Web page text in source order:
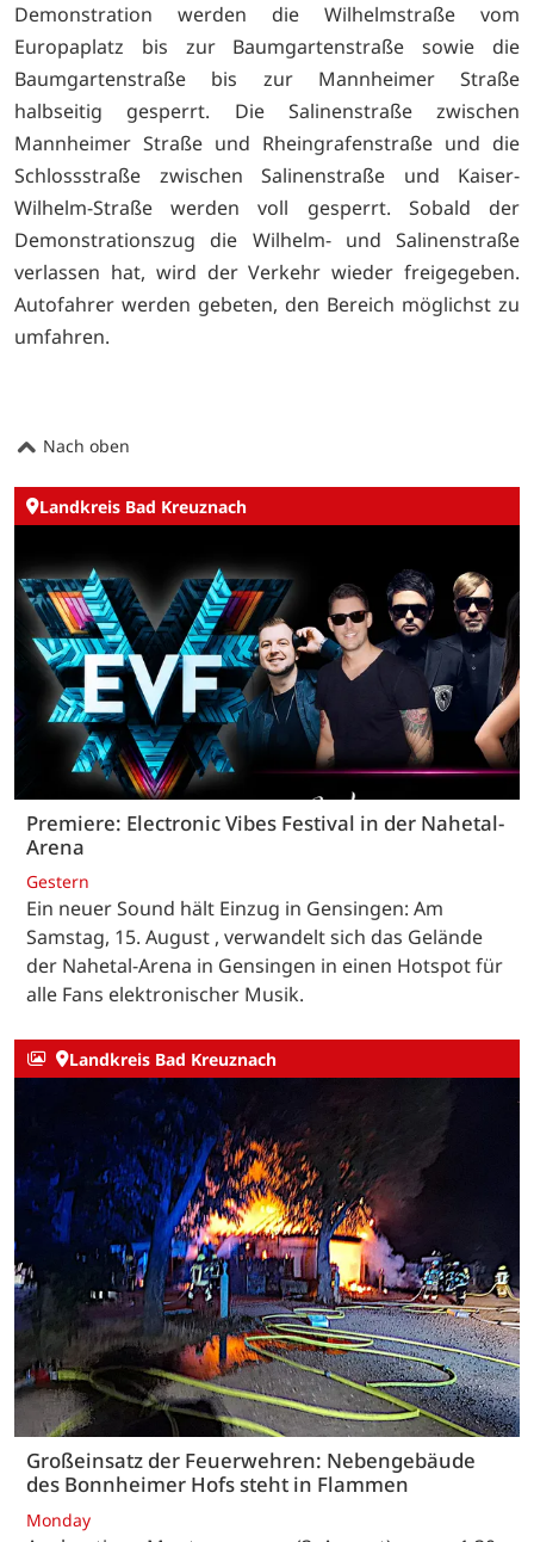
Demonstration werden die Wilhelmstraße vom
Europaplatz bis zur Baumgartenstraße sowie die
Baumgartenstraße bis zur Mannheimer Straße
halbseitig gesperrt. Die Salinenstraße zwischen
Mannheimer Straße und Rheingrafenstraße und die
Schlossstraße zwischen Salinenstraße und Kaiser-
Wilhelm-Straße werden voll gesperrt. Sobald der
Demonstrationszug die Wilhelm- und Salinenstraße
verlassen hat, wird der Verkehr wieder freigegeben.
Autofahrer werden gebeten, den Bereich möglichst zu
umfahren.
Nach oben
Landkreis Bad Kreuznach
Premiere: Electronic Vibes Festival in der Nahetal-
Arena
Gestern
Ein neuer Sound hält Einzug in Gensingen: Am
Samstag, 15. August , verwandelt sich das Gelände
der Nahetal-Arena in Gensingen in einen Hotspot für
alle Fans elektronischer Musik.
Landkreis Bad Kreuznach
Großeinsatz der Feuerwehren: Nebengebäude
des Bonnheimer Hofs steht in Flammen
Monday